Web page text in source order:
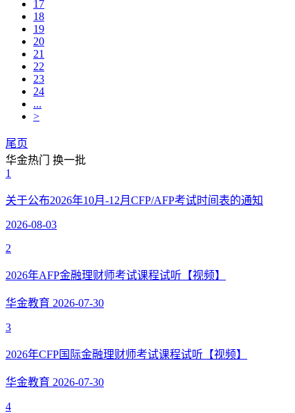
17
18
19
20
21
22
23
24
...
>
尾页
华金热门
换一批
1
关于公布2026年10月-12月CFP/AFP考试时间表的通知
2026-08-03
2
2026年AFP金融理财师考试课程试听【视频】
华金教育 2026-07-30
3
2026年CFP国际金融理财师考试课程试听【视频】
华金教育 2026-07-30
4